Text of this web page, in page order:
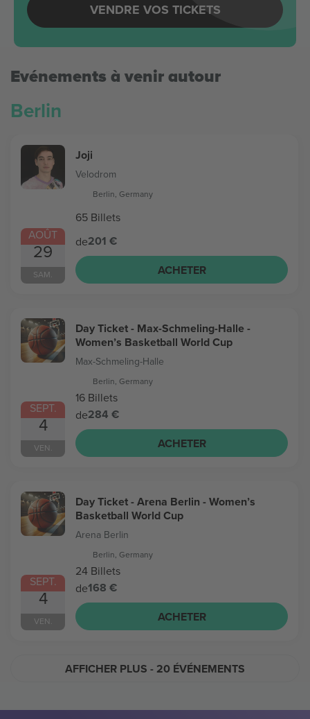
VENDRE VOS TICKETS
Evénements à venir autour
Berlin
AOÛT
29
SAM.
Joji
Velodrom
Berlin, Germany
65 Billets
de201 €
ACHETER
SEPT.
4
VEN.
Day Ticket - Max-Schmeling-Halle -
Women’s Basketball World Cup
Max-Schmeling-Halle
Berlin, Germany
16 Billets
de284 €
ACHETER
SEPT.
4
VEN.
Day Ticket - Arena Berlin - Women’s
Basketball World Cup
Arena Berlin
Berlin, Germany
24 Billets
de168 €
ACHETER
AFFICHER PLUS - 20 ÉVÉNEMENTS